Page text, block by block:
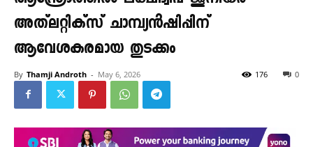
അത്‌ലറ്റിക്സ് ചാമ്പ്യൻഷിപ്പിന്
ആവേശകരമായ തുടക്കം
By Thamji Androth - May 6, 2026 0
176